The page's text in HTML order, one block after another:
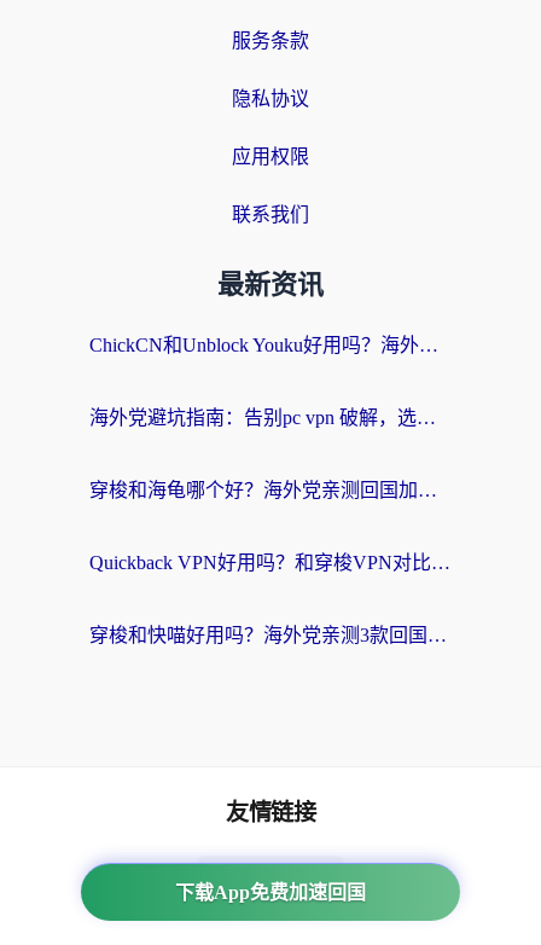
服务条款
隐私协议
应用权限
联系我们
最新资讯
ChickCN和Unblock Youku好用吗？海外党亲测3款回国加速器，附iOS免费选择指南
海外党避坑指南：告别pc vpn 破解，选对回国加速器轻松访问国内资源
穿梭和海龟哪个好？海外党亲测回国加速器，附电脑免费VPN推荐
Quickback VPN好用吗？和穿梭VPN对比哪个回国效果更好？海外党必看的真实测评与选择指南
穿梭和快喵好用吗？海外党亲测3款回国加速器，附日本回国VPN避坑指南
下载App免费加速回国
友情链接
番茄加速器